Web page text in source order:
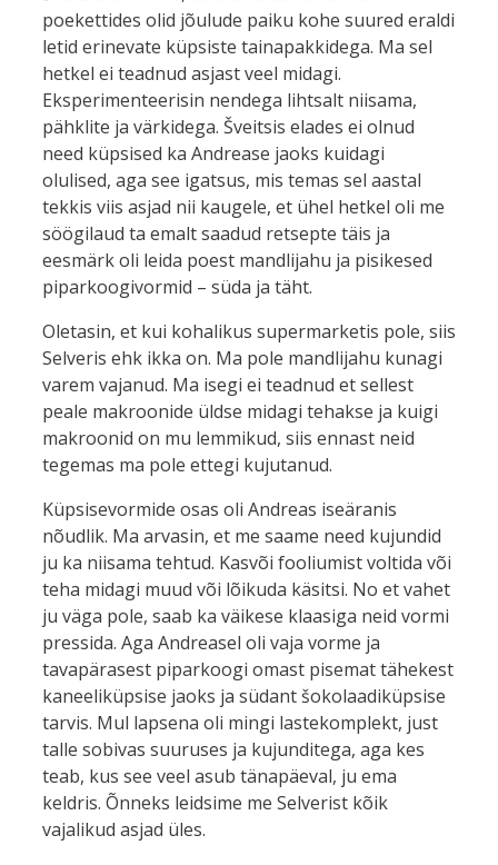
poekettides olid jõulude paiku kohe suured eraldi
letid erinevate küpsiste tainapakkidega. Ma sel
hetkel ei teadnud asjast veel midagi.
Eksperimenteerisin nendega lihtsalt niisama,
pähklite ja värkidega. Šveitsis elades ei olnud
need küpsised ka Andrease jaoks kuidagi
olulised, aga see igatsus, mis temas sel aastal
tekkis viis asjad nii kaugele, et ühel hetkel oli me
söögilaud ta emalt saadud retsepte täis ja
eesmärk oli leida poest mandlijahu ja pisikesed
piparkoogivormid – süda ja täht.
Oletasin, et kui kohalikus supermarketis pole, siis
Selveris ehk ikka on. Ma pole mandlijahu kunagi
varem vajanud. Ma isegi ei teadnud et sellest
peale makroonide üldse midagi tehakse ja kuigi
makroonid on mu lemmikud, siis ennast neid
tegemas ma pole ettegi kujutanud.
Küpsisevormide osas oli Andreas iseäranis
nõudlik. Ma arvasin, et me saame need kujundid
ju ka niisama tehtud. Kasvõi fooliumist voltida või
teha midagi muud või lõikuda käsitsi. No et vahet
ju väga pole, saab ka väikese klaasiga neid vormi
pressida. Aga Andreasel oli vaja vorme ja
tavapärasest piparkoogi omast pisemat tähekest
kaneeliküpsise jaoks ja südant šokolaadiküpsise
tarvis. Mul lapsena oli mingi lastekomplekt, just
talle sobivas suuruses ja kujunditega, aga kes
teab, kus see veel asub tänapäeval, ju ema
keldris. Õnneks leidsime me Selverist kõik
vajalikud asjad üles.